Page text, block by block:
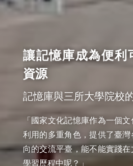
讓記憶庫成為便利
資源
記憶庫與三所大學院校
「國家文化記憶庫作為一個
利用的多重角色，提供了臺
向的交流平臺，能不能實踐
學習歷程中呢？」